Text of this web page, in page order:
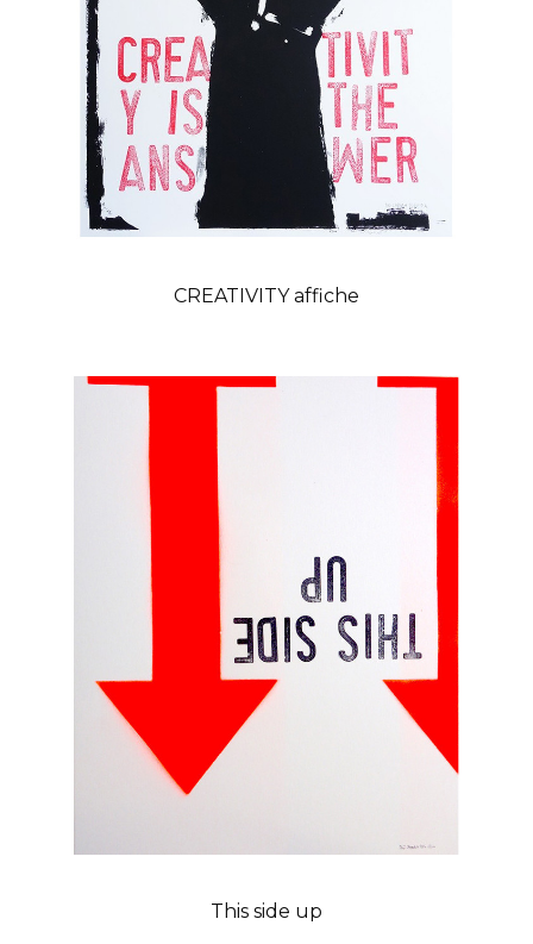
CREATIVITY affiche
This side up